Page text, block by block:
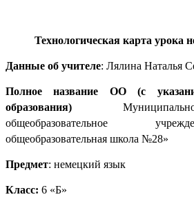
Технологическая карта урока
Данные об учителе: Лялина Наталья
Полное название ОО (с
образования)
общеобразовательное
общеобразовательная школа №28»
Предмет: немецкий язык
Класс: 6 «Б»